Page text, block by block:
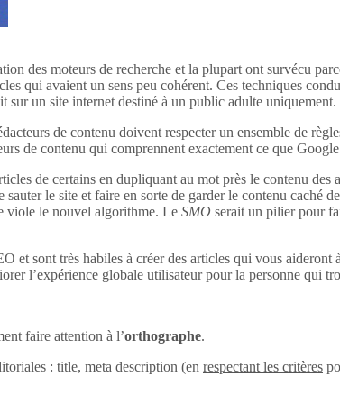
des moteurs de recherche et la plupart ont survécu
qui avaient un sens peu cohérent. Ces techniques
sur un site internet destiné à un public adulte uniquement.
de contenu doivent respecter un ensemble de
de contenu qui comprennent exactement ce que
de certains en dupliquant au mot près le contenu
le site et faire en sorte de garder le contenu caché
viole le nouvel algorithme. Le SMO serait un pilier pour
et sont très habiles à créer des articles qui vous aideront
l’expérience globale utilisateur pour la personne qui
faire attention à l’orthographe.
: title, meta description (en respectant les critères